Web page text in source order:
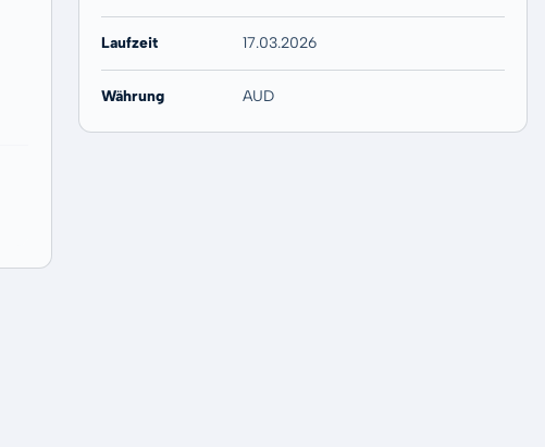
Laufzeit 17.03.2026
Währung AUD